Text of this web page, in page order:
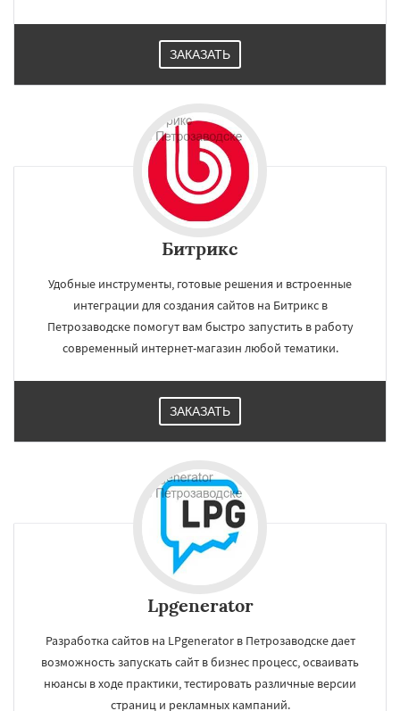
ЗАКАЗАТЬ
Битрикс
Удобные инструменты, готовые решения и встроенные
интеграции для создания сайтов на Битрикс в
Петрозаводске помогут вам быстро запустить в работу
современный интернет-магазин любой тематики.
ЗАКАЗАТЬ
Lpgenerator
Разработка сайтов на LPgenerator в Петрозаводске дает
возможность запускать сайт в бизнес процесс, осваивать
нюансы в ходе практики, тестировать различные версии
страниц и рекламных кампаний.